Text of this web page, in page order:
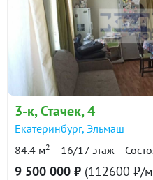
3-к, Стачек, 4
Екатеринбург, Эльмаш
84.4 м2 16/17 этаж
9 500 000 ₽ (112600 ₽/м